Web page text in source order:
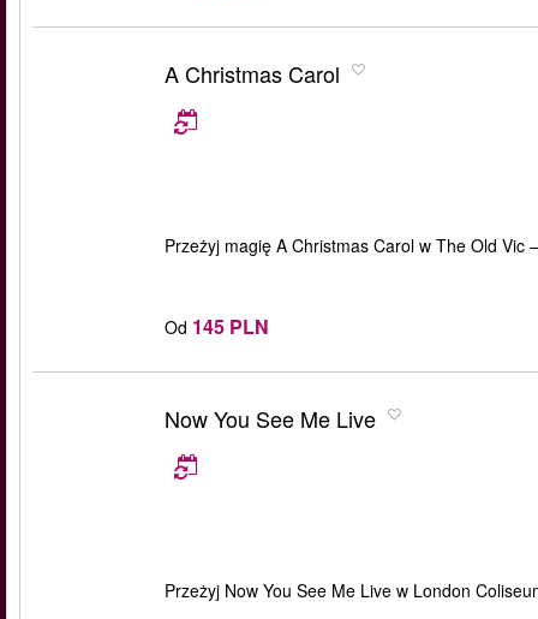
A Christmas Carol
Przeżyj magię A Christmas Carol w The Old Vic
Od 145 PLN
Now You See Me Live
Przeżyj Now You See Me Live w London